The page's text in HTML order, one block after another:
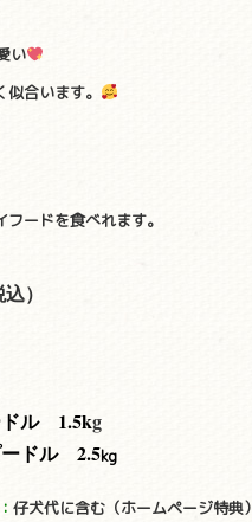
い
合います。
ードを食べれます。
）
ル 1.5kg
ドル 2.5kg
： 仔犬代に含む（ホームページ特典）